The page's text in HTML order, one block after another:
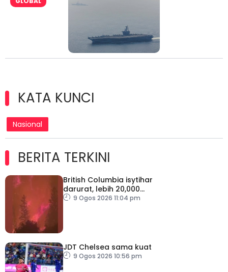
KATA KUNCI
Nasional
BERITA TERKINI
British Columbia isytihar
darurat, lebih 20,000
penduduk dipindahkan
9 Ogos 2026 11:04 pm
JDT Chelsea sama kuat
9 Ogos 2026 10:56 pm